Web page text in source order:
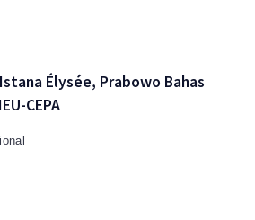
Élysée, Prabowo Bahas
CEPA